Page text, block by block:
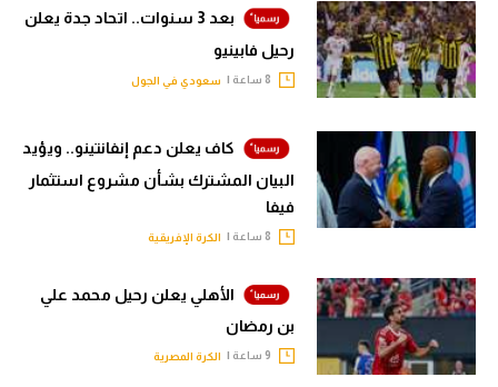
بعد 3 سنوات.. اتحاد جدة يعلن
رحيل فابينيو
سعودي في الجول
كاف يعلن دعم إنفانتينو.. ويؤيد
البيان المشترك بشأن مشروع استثمار
فيفا
الكرة الإفريقية
الأهلي يعلن رحيل محمد علي
بن رمضان
الكرة المصرية